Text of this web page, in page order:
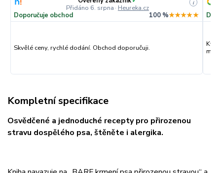
Přidáno 6. srpna · Heureka.cz
i
Doporučuje obchod 100 %★★★★★
Skvělé ceny, rychlé dodání. Obchod doporučuji.
Kompletní specifikace
Osvědčené a jednoduché recepty pro přirozenou
stravu dospělého psa, štěněte i alergika.